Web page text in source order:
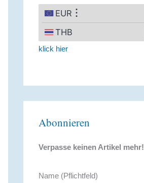
klick hier
Abonnieren
Verpasse keinen Artikel mehr!
Name (Pflichtfeld)